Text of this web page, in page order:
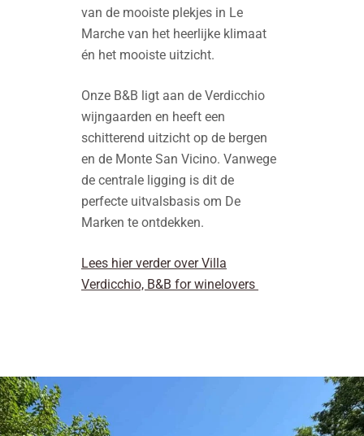
van de mooiste plekjes in Le
Marche van het heerlijke klimaat
én het mooiste uitzicht.
Onze B&B ligt aan de Verdicchio
wijngaarden en heeft een
schitterend uitzicht op de bergen
en de Monte San Vicino. Vanwege
de centrale ligging is dit de
perfecte uitvalsbasis om De
Marken te ontdekken.
Lees hier verder over Villa
Verdicchio, B&B for winelovers